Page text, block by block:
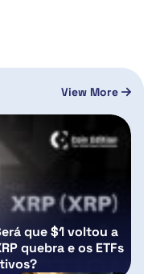
View More
que $1 voltou a
quebra e os ETFs